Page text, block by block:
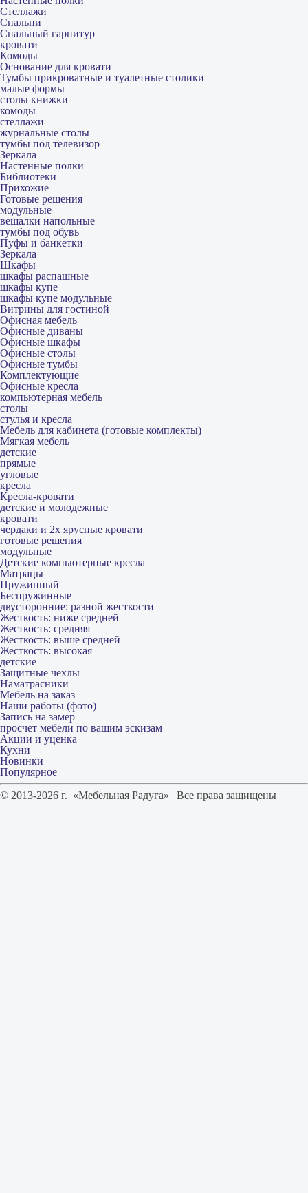
Стеллажи
Спальни
Спальный гарнитур
кровати
Комоды
Основание для кровати
Тумбы прикроватные и туалетные столики
малые формы
столы книжки
комоды
стеллажи
журнальные столы
тумбы под телевизор
Зеркала
Настенные полки
Библиотеки
Прихожие
Готовые решения
модульные
вешалки напольные
тумбы под обувь
Пуфы и банкетки
Зеркала
Шкафы
шкафы распашные
шкафы купе
шкафы купе модульные
Витрины для гостиной
Офисная мебель
Офисные диваны
Офисные шкафы
Офисные столы
Офисные тумбы
Комплектующие
Офисные кресла
компьютерная мебель
столы
стулья и кресла
Мебель для кабинета (готовые комплекты)
Мягкая мебель
детские
прямые
угловые
кресла
Кресла-кровати
детские и молодежные
кровати
чердаки и 2х ярусные кровати
готовые решения
модульные
Детские компьютерные кресла
Матрацы
Пружинный
Беспружинные
двусторонние: разной жесткости
Жесткость: ниже средней
Жесткость: средняя
Жесткость: выше средней
Жесткость: высокая
детские
Защитные чехлы
Наматрасники
Мебель на заказ
Наши работы (фото)
Запись на замер
просчет мебели по вашим эскизам
Акции и уценка
Кухни
Новинки
Популярное
© 2013-2026 г. «Мебельная Радуга» | Все права защищены